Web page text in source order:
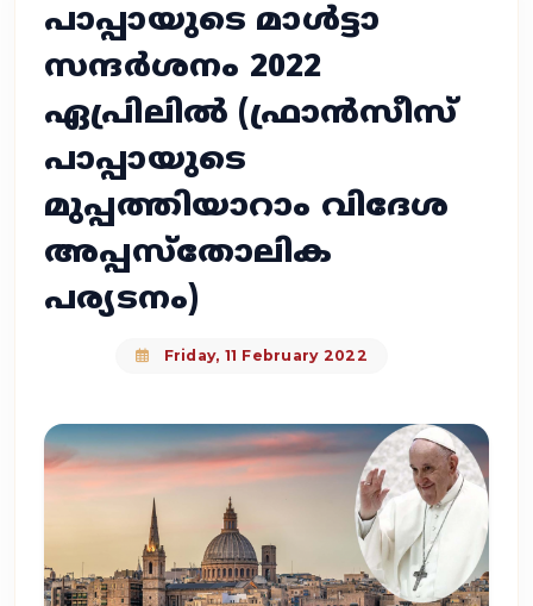
പാപ്പായുടെ മാൾട്ടാ
സന്ദർശനം 2022
ഏപ്രിലിൽ (ഫ്രാൻസീസ്
പാപ്പായുടെ
മുപ്പത്തിയാറാം വിദേശ
അപ്പസ്തോലിക
പര്യടനം)
Friday, 11 February 2022